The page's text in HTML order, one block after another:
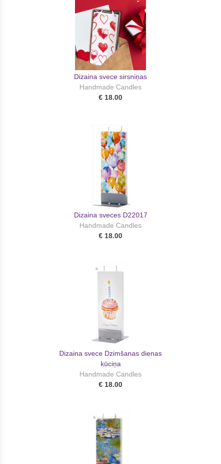
Dizaina svece sirsniņas
Handmade Candles
€ 18.00
Dizaina sveces D22017
Handmade Candles
€ 18.00
Dizaina svece Dzimšanas dienas
kūciņa
Handmade Candles
€ 18.00